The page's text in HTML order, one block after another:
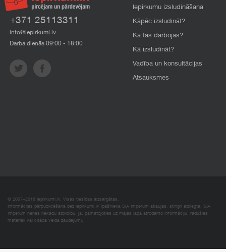
+371 25113311
info@iepirkumi.lv
Darba dienās 09:00 - 18:00
Iepirkumu izsludināšana
Kāpēc izsludināt?
Kā tas darbojas?
Kā izsludināt?
Vadība un konsultācijas
Atsauksmes
© 2007–2018 Iepirkumi.lv. Visas tiesības aizsargātas.
Informācijas pārpublicēšana bez iepirkumi.lv īpašnieka SIA Imperum atļaujas, stingri aizliegta. SIA
Imperum nenes nekādu atbildību, ja, pamatojoties uz mājas lapā atrodamo informāciju, radušies
materiāli vai citāda veida zaudējumi.